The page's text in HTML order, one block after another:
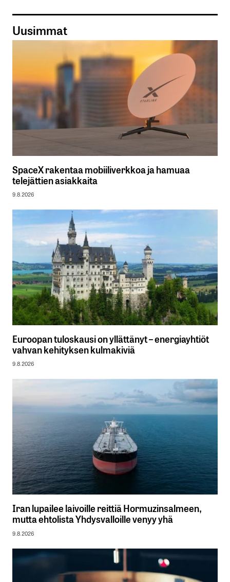
Uusimmat
SpaceX rakentaa mobiiliverkkoa ja hamuaa
telejättien asiakkaita
9.8.2026
Euroopan tuloskausi on yllättänyt – energiayhtiöt
vahvan kehityksen kulmakiviä
9.8.2026
Iran lupailee laivoille reittiä Hormuzinsalmeen,
mutta ehtolista Yhdysvalloille venyy yhä
9.8.2026